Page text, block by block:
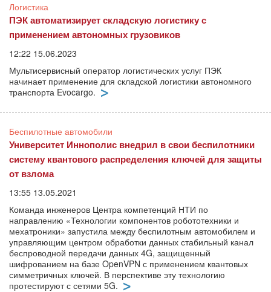
Логистика
ПЭК автоматизирует складскую логистику с
применением автономных грузовиков
12:22 15.06.2023
Мультисервисный оператор логистических услуг ПЭК
начинает применение для складской логистики автономного
транспорта Evocargo.
Беспилотные автомобили
Университет Иннополис внедрил в свои беспилотники
систему квантового распределения ключей для защиты
от взлома
13:55 13.05.2021
Команда инженеров Центра компетенций НТИ по
направлению «Технологии компонентов робототехники и
мехатроники» запустила между беспилотным автомобилем и
управляющим центром обработки данных стабильный канал
беспроводной передачи данных 4G, защищенный
шифрованием на базе OpenVPN с применением квантовых
симметричных ключей. В перспективе эту технологию
протестируют с сетями 5G.